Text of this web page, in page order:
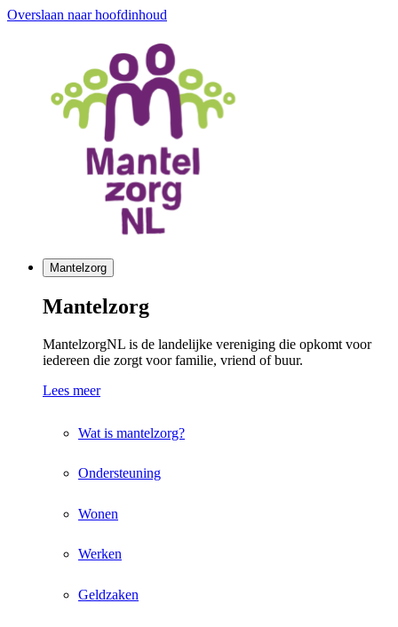
Overslaan naar hoofdinhoud
Mantelzorg
Mantelzorg
MantelzorgNL is de landelijke vereniging die opkomt voor
iedereen die zorgt voor familie, vriend of buur.
Lees meer
Wat is mantelzorg?
Ondersteuning
Wonen
Werken
Geldzaken